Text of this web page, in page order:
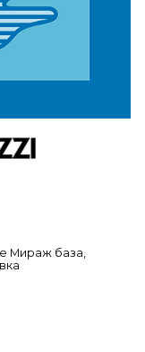
Мираж база,